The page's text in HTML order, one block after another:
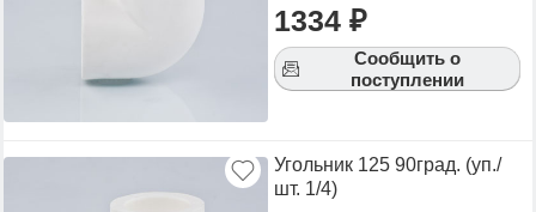
1334 ₽
Сообщить о
поступлении
Угольник 125 90град. (уп./
шт. 1/4)